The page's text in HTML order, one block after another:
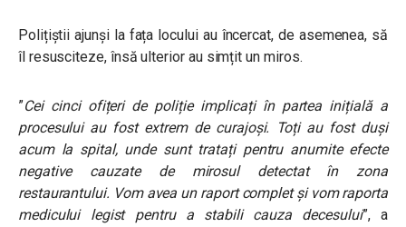
Polițiștii ajunși la fața locului au încercat, de asemenea, să
îl resusciteze, însă ulterior au simțit un miros.
”Cei cinci ofițeri de poliție implicați în partea inițială a
procesului au fost extrem de curajoși. Toți au fost duși
acum la spital, unde sunt tratați pentru anumite efecte
negative cauzate de mirosul detectat în zona
restaurantului. Vom avea un raport complet și vom raporta
medicului legist pentru a stabili cauza decesului”, a